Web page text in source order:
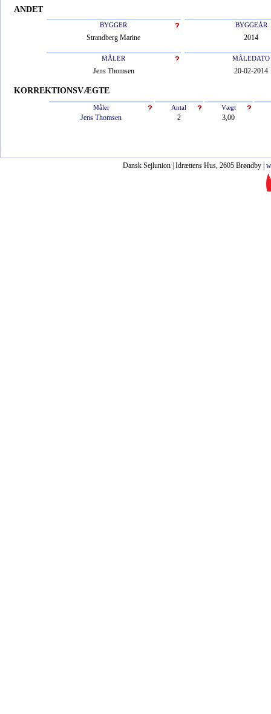
ANDET
BYGGER BYGGEÅR
Strandberg Marine 2014
MÅLER MÅLEDATO
Jens Thomsen 20-02-2014
KORREKTIONSVÆGTE
Måler Antal Vægt
Jens Thomsen 2 3,00
Dansk Sejlunion | Idrættens Hus, 2605 Brøndby |